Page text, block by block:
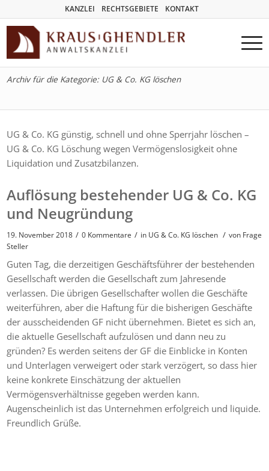
KANZLEI RECHTSGEBIETE KONTAKT
Archiv für die Kategorie: UG & Co. KG löschen
UG & Co. KG günstig, schnell und ohne Sperrjahr löschen –
UG & Co. KG Löschung wegen Vermögenslosigkeit ohne
Liquidation und Zusatzbilanzen.
Auflösung bestehender UG & Co. KG
und Neugründung
19. November 2018 / 0 Kommentare / in UG & Co. KG löschen / von Frage
Steller
Guten Tag, die derzeitigen Geschäftsführer der bestehenden
Gesellschaft werden die Gesellschaft zum Jahresende
verlassen. Die übrigen Gesellschafter wollen die Geschäfte
weiterführen, aber die Haftung für die bisherigen Geschäfte
der ausscheidenden GF nicht übernehmen. Bietet es sich an,
die aktuelle Gesellschaft aufzulösen und dann neu zu
gründen? Es werden seitens der GF die Einblicke in Konten
und Unterlagen verweigert oder stark verzögert, so dass hier
keine konkrete Einschätzung der aktuellen
Vermögensverhältnisse gegeben werden kann.
Augenscheinlich ist das Unternehmen erfolgreich und liquide.
Freundlich Grüße.